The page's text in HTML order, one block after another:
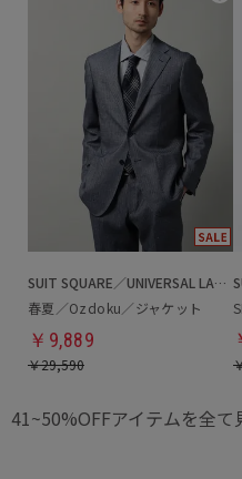
SUIT SQUARE／UNIVERSAL LANGUAGE
春夏／Ozdoku／ジャケット
￥9,889
￥29,590
41~50%OFFアイテムを全て